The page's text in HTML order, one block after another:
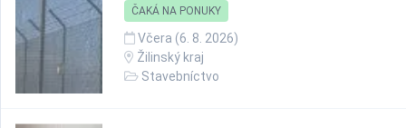
ČAKÁ NA PONUKY
Včera (6. 8. 2026)
Žilinský kraj
Stavebníctvo